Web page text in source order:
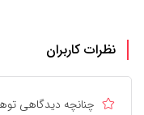
نظرات کاربران
چنانچه دیدگاهی